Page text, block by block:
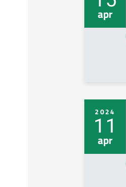
apr
2024
11
apr